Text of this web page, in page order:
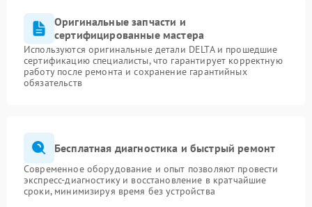
Оригинальные запчасти и
сертифицированные мастера
Используются оригинальные детали DELTA и прошедшие
сертификацию специалисты, что гарантирует корректную
работу после ремонта и сохранение гарантийных
обязательств
Бесплатная диагностика и быстрый ремонт
Современное оборудование и опыт позволяют провести
экспресс-диагностику и восстановление в кратчайшие
сроки, минимизируя время без устройства